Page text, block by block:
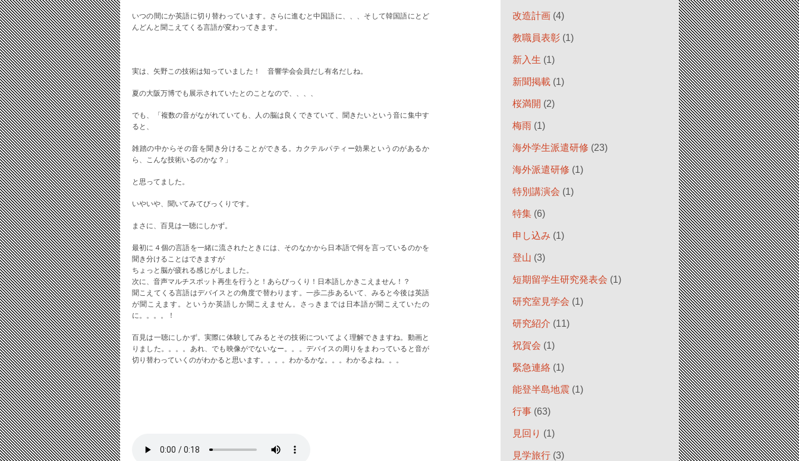
いつの間にか英語に切り替わっています。さらに進むと中国語に、、、そして韓国語にとど
んどんと聞こえてくる言語が変わってきます。
実は、矢野この技術は知っていました！ 音響学会会員だし有名だしね。
夏の大阪万博でも展示されていたとのことなので、、、、
でも、「複数の音がながれていても、人の脳は良くできていて、聞きたいという音に集中す
ると、
雑踏の中からその音を聞き分けることができる。カクテルパティー効果というのがあるか
ら、こんな技術いるのかな？」
と思ってました。
いやいや、聞いてみてびっくりです。
まさに、百見は一聴にしかず。
最初に４個の言語を一緒に流されたときには、そのなかから日本語で何を言っているのかを
聞き分けることはできますが
ちょっと脳が疲れる感じがしました。
次に、音声マルチスポット再生を行うと！あらびっくり！日本語しかきこえません！？
聞こえてくる言語はデバイスとの角度で替わります。一歩二歩あるいて、みると今後は英語
が聞こえます。というか英語しか聞こえません。さっきまでは日本語が聞こえていたの
に。。。。！
百見は一聴にしかず。実際に体験してみるとその技術についてよく理解できますね。動画と
りました。。。。あれ、でも映像がでないなー。。。デバイスの周りをまわっていると音が
切り替わっていくのがわかると思います。。。。わかるかな。。。わかるよね。。。
改造計画 (4)
教職員表彰 (1)
新入生 (1)
新聞掲載 (1)
桜満開 (2)
梅雨 (1)
海外学生派遣研修 (23)
海外派遣研修 (1)
特別講演会 (1)
特集 (6)
申し込み (1)
登山 (3)
短期留学生研究発表会 (1)
研究室見学会 (1)
研究紹介 (11)
祝賀会 (1)
緊急連絡 (1)
能登半島地震 (1)
行事 (63)
見回り (1)
見学旅行 (3)